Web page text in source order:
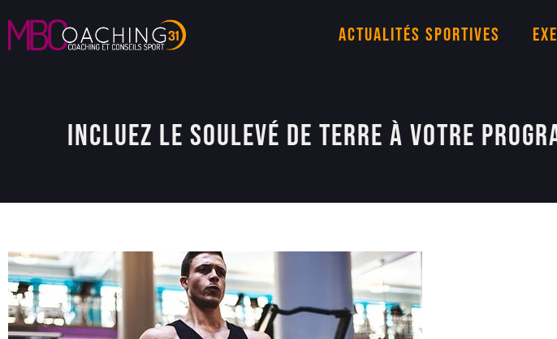
Actualités sportives
Incluez le soulevé de terre à votre